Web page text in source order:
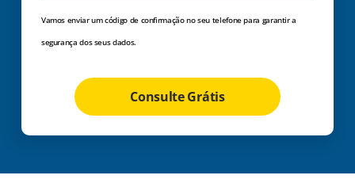
Vamos enviar um código de confirmação no seu telefone para garantir a
segurança dos seus dados.
Consulte Grátis